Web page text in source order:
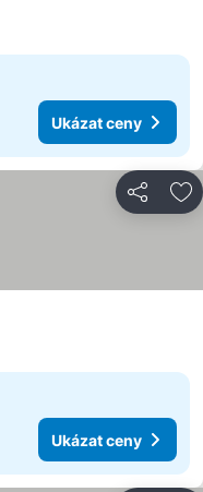
Ukázat ceny
Sdílet
Ukázat ceny